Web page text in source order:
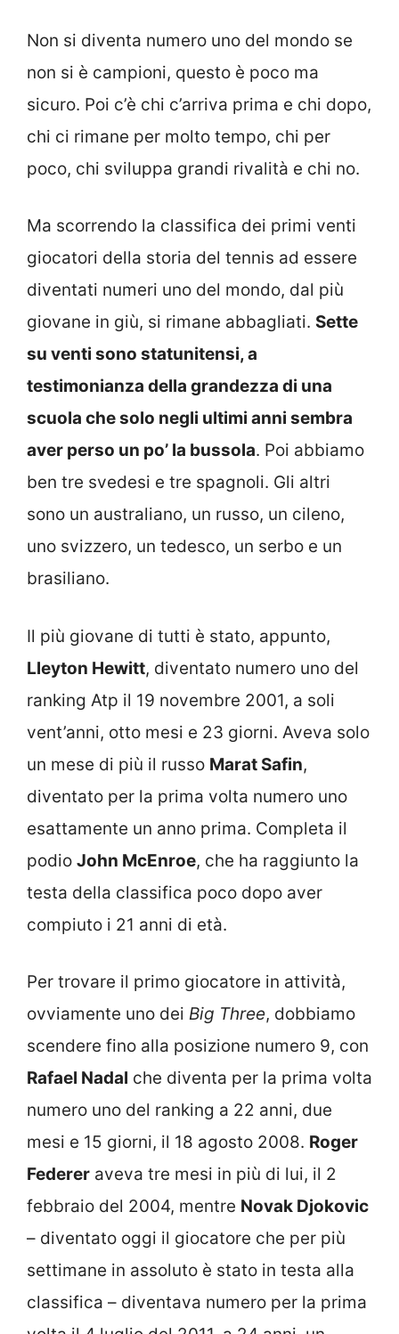
Non si diventa numero uno del mondo se
non si è campioni, questo è poco ma
sicuro. Poi c’è chi c’arriva prima e chi dopo,
chi ci rimane per molto tempo, chi per
poco, chi sviluppa grandi rivalità e chi no.
Ma scorrendo la classifica dei primi venti
giocatori della storia del tennis ad essere
diventati numeri uno del mondo, dal più
giovane in giù, si rimane abbagliati. Sette
su venti sono statunitensi, a
testimonianza della grandezza di una
scuola che solo negli ultimi anni sembra
aver perso un po’ la bussola. Poi abbiamo
ben tre svedesi e tre spagnoli. Gli altri
sono un australiano, un russo, un cileno,
uno svizzero, un tedesco, un serbo e un
brasiliano.
Il più giovane di tutti è stato, appunto,
Lleyton Hewitt, diventato numero uno del
ranking Atp il 19 novembre 2001, a soli
vent’anni, otto mesi e 23 giorni. Aveva solo
un mese di più il russo Marat Safin,
diventato per la prima volta numero uno
esattamente un anno prima. Completa il
podio John McEnroe, che ha raggiunto la
testa della classifica poco dopo aver
compiuto i 21 anni di età.
Per trovare il primo giocatore in attività,
ovviamente uno dei Big Three, dobbiamo
scendere fino alla posizione numero 9, con
Rafael Nadal che diventa per la prima volta
numero uno del ranking a 22 anni, due
mesi e 15 giorni, il 18 agosto 2008. Roger
Federer aveva tre mesi in più di lui, il 2
febbraio del 2004, mentre Novak Djokovic
– diventato oggi il giocatore che per più
settimane in assoluto è stato in testa alla
classifica – diventava numero per la prima